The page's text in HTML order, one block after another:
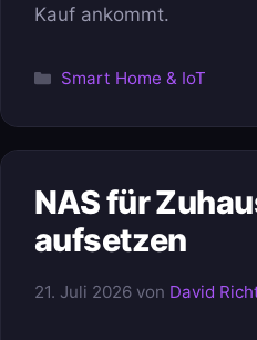
Kauf ankommt.
Kategorien
Smart Home & IoT
NAS für
aufsetzen
21. Juli 2026 von David